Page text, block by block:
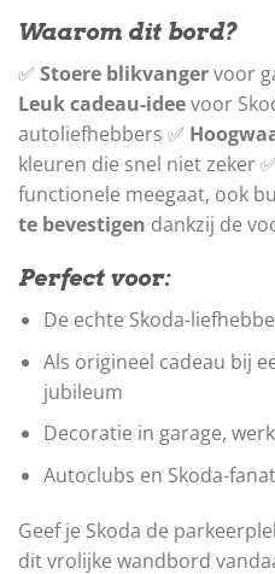
Waarom dit bord?
✅ Stoere blikvangervoor
Leuk cadeau-ideevoor
autoliefhebbers ✅
kleuren die snel niet zeker ✅
functionele meegaat, ook
te bevestigen dankzij de
Perfect voor:
De echte Skoda-
Als origineel cadeau bij
jubileum
Decoratie in garage,
Autoclubs en Skoda-
Geef je Skoda de
dit vrolijke wandbord